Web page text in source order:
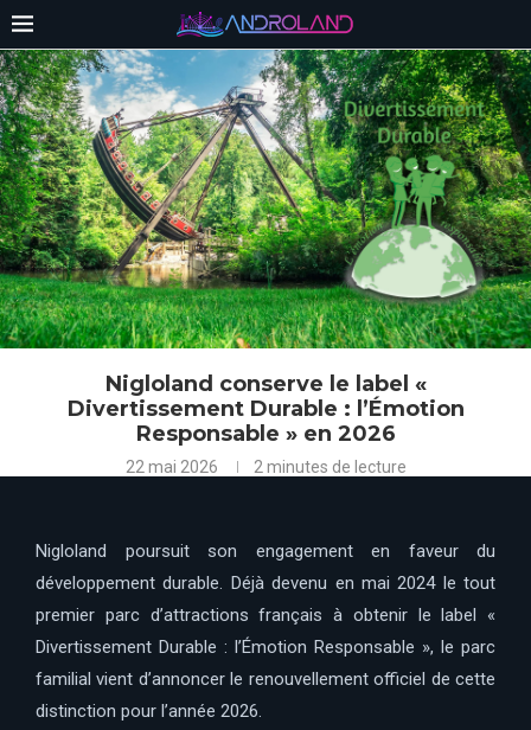
Nigloland conserve le label «
Divertissement Durable : l’Émotion
Responsable » en 2026
22 mai 2026 2 minutes de lecture
Nigloland poursuit son engagement en faveur du
développement durable. Déjà devenu en mai 2024 le tout
premier parc d’attractions français à obtenir le label «
Divertissement Durable : l’Émotion Responsable », le parc
familial vient d’annoncer le renouvellement officiel de cette
distinction pour l’année 2026.